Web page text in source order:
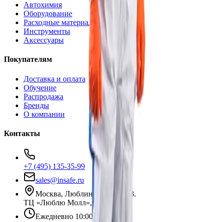
Автохимия
Оборудование
Расходные материалы
Инструменты
Аксессуары
Покупателям
Доставка и оплата
Обучение
Распродажа
Бренды
О компании
Контакты
+7 (495) 135-35-99
sales@insafe.ru
Москва, Люблинская ул., 153.
ТЦ «Люблю Молл», -1 уровень
Ежедневно 10:00 — 19:00